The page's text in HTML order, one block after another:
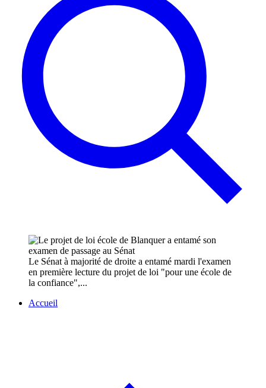
Le Sénat à majorité de droite a entamé mardi l'examen
en première lecture du projet de loi "pour une école de
la confiance",...
Accueil